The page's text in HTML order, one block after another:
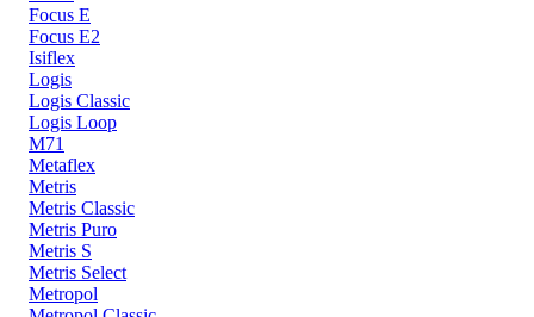
Focus E
Focus E2
Isiflex
Logis
Logis Classic
Logis Loop
M71
Metaflex
Metris
Metris Classic
Metris Puro
Metris S
Metris Select
Metropol